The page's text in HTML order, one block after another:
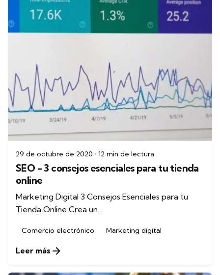
29 de octubre de 2020 12 min de lectura
SEO - 3 consejos esenciales para tu tienda
online
Marketing Digital 3 Consejos Esenciales para tu
Tienda Online Crea un...
Comercio electrónico Marketing digital
Leer más